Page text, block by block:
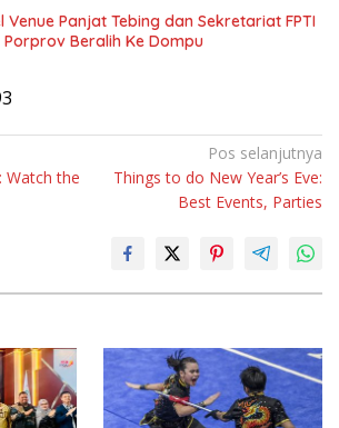
Venue Panjat Tebing dan Sekretariat FPTI
Porprov Beralih Ke Dompu
Watch the
Pos selanjutnya
Things to do New Year’s Eve:
Best Events, Parties